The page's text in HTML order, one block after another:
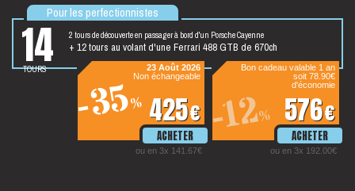
14
tours
2 tours de découverte en passager à bord d'un Porsche Cayenne
+ 12 tours au volant d'une Ferrari 488 GTB de 670ch
Bon cadeau valable 1 an
576€
ou en 3x 192.00€
-12%
soit 78.90€
d'économie
23 Août 2026
Non échangeable
425€
ou en 3x 141.67€
-35%
Pour les perfectionnistes